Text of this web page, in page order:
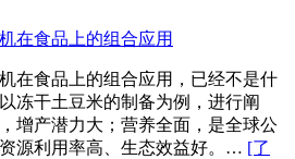
在食品上的组合应用
在食品上的组合应用，已经不是什
冻干土豆米的制备为例，进行阐
增产潜力大；营养全面，是全球公
源利用率高、生态效益好。… [了